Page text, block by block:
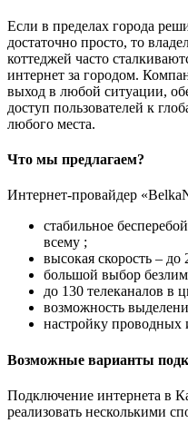
Если в пределах города
достаточно просто, то
коттеджей часто
интернет за городом.
выход в любой ситуации,
доступ пользователей к
любого места.
Что мы предлагаем?
Интернет-провайдер
стабильное
всему ;
высокая скорость –
большой выбор
до 130 телеканалов в
возможность
настройку проводных
Возможные варианты
Подключение интернета в
реализовать несколькими